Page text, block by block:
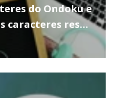
do Ondoku e
caracteres res…